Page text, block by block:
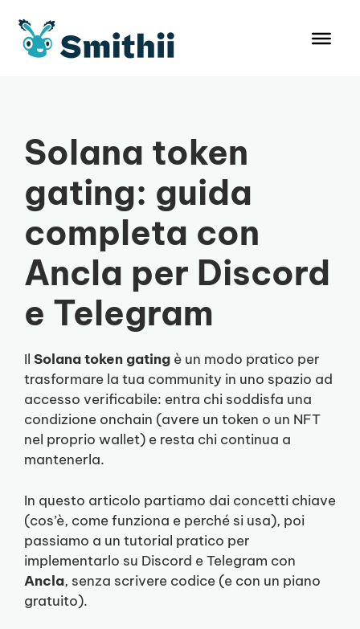
contenuto
Solana token
gating: guida
completa con
Ancla per Discord
e Telegram
Il Solana token gating è un modo pratico per
trasformare la tua community in uno spazio ad
accesso verificabile: entra chi soddisfa una
condizione onchain (avere un token o un NFT
nel proprio wallet) e resta chi continua a
mantenerla.
In questo articolo partiamo dai concetti chiave
(cos’è, come funziona e perché si usa), poi
passiamo a un tutorial pratico per
implementarlo su Discord e Telegram con
Ancla, senza scrivere codice (e con un piano
gratuito).